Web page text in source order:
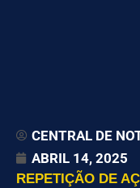
CENTRAL DE
ABRIL 14, 2025
REPETIÇÃO DE